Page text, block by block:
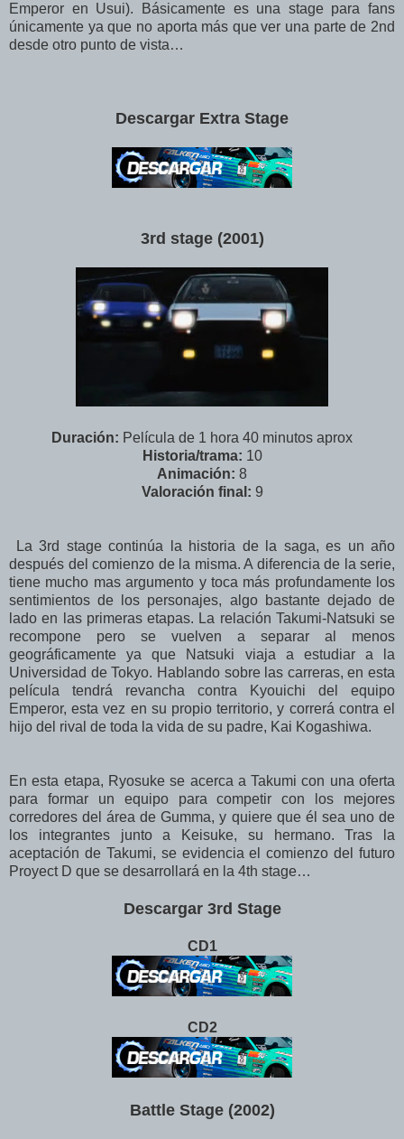
Emperor en Usui). Básicamente es una stage para fans
únicamente ya que no aporta más que ver una parte de 2nd
desde otro punto de vista…
Descargar Extra Stage
3rd stage (2001)
Duración: Película de 1 hora 40 minutos aprox
Historia/trama: 10
Animación: 8
Valoración final: 9
La 3rd stage continúa la historia de la saga, es un año
después del comienzo de la misma. A diferencia de la serie,
tiene mucho mas argumento y toca más profundamente los
sentimientos de los personajes, algo bastante dejado de
lado en las primeras etapas. La relación Takumi-Natsuki se
recompone pero se vuelven a separar al menos
geográficamente ya que Natsuki viaja a estudiar a la
Universidad de Tokyo. Hablando sobre las carreras, en esta
película tendrá revancha contra Kyouichi del equipo
Emperor, esta vez en su propio territorio, y correrá contra el
hijo del rival de toda la vida de su padre, Kai Kogashiwa.
En esta etapa, Ryosuke se acerca a Takumi con una oferta
para formar un equipo para competir con los mejores
corredores del área de Gumma, y quiere que él sea uno de
los integrantes junto a Keisuke, su hermano. Tras la
aceptación de Takumi, se evidencia el comienzo del futuro
Proyect D que se desarrollará en la 4th stage…
Descargar 3rd Stage
CD1
CD2
Battle Stage (2002)